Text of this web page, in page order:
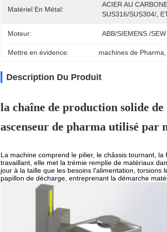
Matériel En Métal:
ACIER AU
SUS316/SUS304/,
Moteur: ABB/SIEMENS /SEW
Mettre en évidence: machines de Pharma
Description Du Produit
la chaîne de production solide
ascenseur de pharma utilisé par
La machine comprend le pilier, le châssis tournant,
travaillant, elle met la trémie remplie de matériaux
jour à la taille que les besoins l'alimentation,
papillon de décharge, entreprenant la démarche